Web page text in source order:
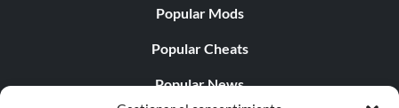
Popular Mods
Popular Cheats
Popular News